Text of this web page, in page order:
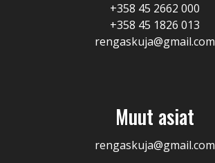
+358 45 2662 000
+358 45 1826 013
rengaskuja@gmail.com
Muut asiat
rengaskuja@gmail.com